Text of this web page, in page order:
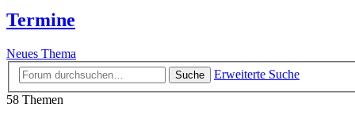
Termine
Neues Thema
Suche
Erweiterte Suche
58 Themen